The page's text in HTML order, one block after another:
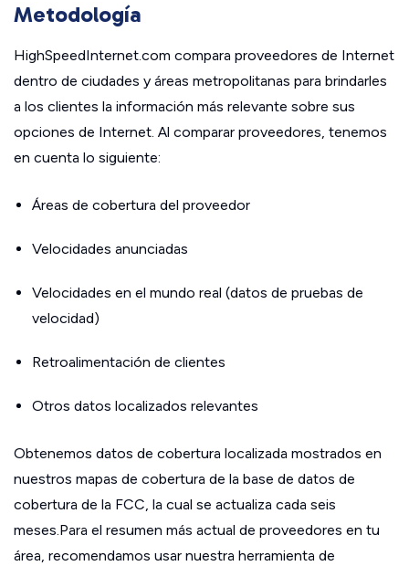
Metodología
HighSpeedInternet.com compara proveedores de Internet
dentro de ciudades y áreas metropolitanas para brindarles
a los clientes la información más relevante sobre sus
opciones de Internet. Al comparar proveedores, tenemos
en cuenta lo siguiente:
Áreas de cobertura del proveedor
Velocidades anunciadas
Velocidades en el mundo real (datos de pruebas de
velocidad)
Retroalimentación de clientes
Otros datos localizados relevantes
Obtenemos datos de cobertura localizada mostrados en
nuestros mapas de cobertura de la base de datos de
cobertura de la FCC, la cual se actualiza cada seis
meses.Para el resumen más actual de proveedores en tu
área, recomendamos usar nuestra herramienta de